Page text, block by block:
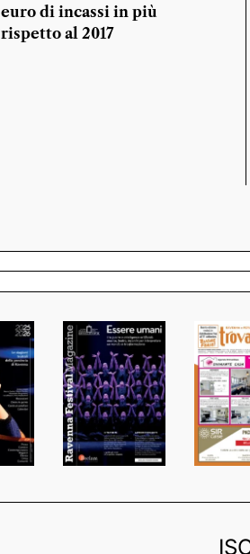
euro di incassi in più
rispetto al 2017